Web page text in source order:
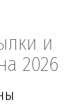
и
2026